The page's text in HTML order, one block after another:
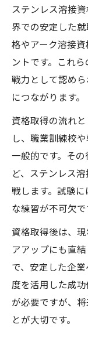
ステンレス溶接
界での安定した
格やアーク溶接
ントです。これ
戦力として認め
につながります。
資格取得の流れ
し、職業訓練校
一般的です。そ
ど、ステンレス
戦します。試験
な練習が不可欠で
資格取得後は、
アアップにも直
で、安定した企
度を活用した成
が必要ですが、
とが大切です。